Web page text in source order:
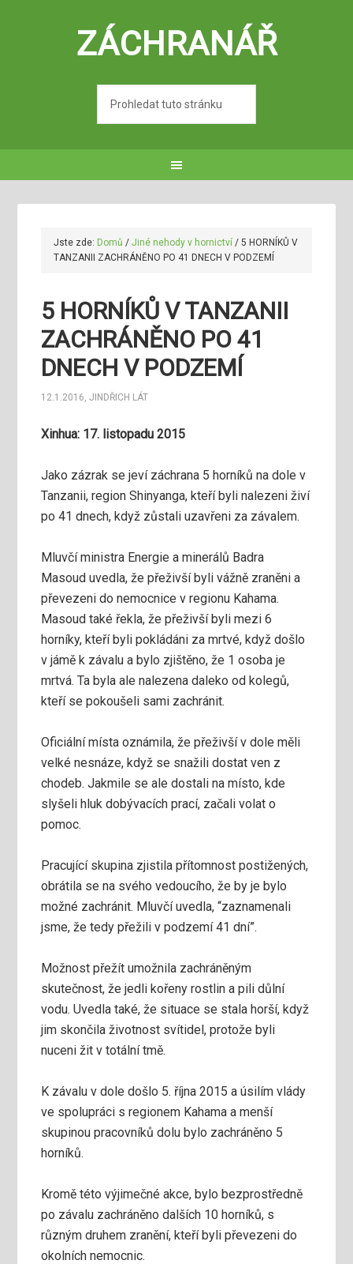
ZÁCHRANÁŘ
Jste zde: Domů / Jiné nehody v hornictví / 5 HORNÍKŮ V
TANZANII ZACHRÁNĚNO PO 41 DNECH V PODZEMÍ
5 HORNÍKŮ V TANZANII
ZACHRÁNĚNO PO 41
DNECH V PODZEMÍ
12.1.2016,JINDŘICH LÁT
Xinhua: 17. listopadu 2015
Jako zázrak se jeví záchrana 5 horníků na dole v
Tanzanii, region Shinyanga, kteří byli nalezeni živí
po 41 dnech, když zůstali uzavřeni za závalem.
Mluvčí ministra Energie a minerálů Badra
Masoud uvedla, že přeživší byli vážně zraněni a
převezeni do nemocnice v regionu Kahama.
Masoud také řekla, že přeživší byli mezi 6
horníky, kteří byli pokládáni za mrtvé, když došlo
v jámě k závalu a bylo zjištěno, že 1 osoba je
mrtvá. Ta byla ale nalezena daleko od kolegů,
kteří se pokoušeli sami zachránit.
Oficiální místa oznámila, že přeživší v dole měli
velké nesnáze, když se snažili dostat ven z
chodeb. Jakmile se ale dostali na místo, kde
slyšeli hluk dobývacích prací, začali volat o
pomoc.
Pracující skupina zjistila přítomnost postižených,
obrátila se na svého vedoucího, že by je bylo
možné zachránit. Mluvčí uvedla, “zaznamenali
jsme, že tedy přežili v podzemí 41 dní”.
Možnost přežít umožnila zachráněným
skutečnost, že jedli kořeny rostlin a pili důlní
vodu. Uvedla také, že situace se stala horší, když
jim skončila životnost svítidel, protože byli
nuceni žit v totální tmě.
K závalu v dole došlo 5. října 2015 a úsilím vlády
ve spolupráci s regionem Kahama a menší
skupinou pracovníků dolu bylo zachráněno 5
horníků.
Kromě této výjimečné akce, bylo bezprostředně
po závalu zachráněno dalších 10 horníků, s
různým druhem zranění, kteří byli převezeni do
okolních nemocnic.